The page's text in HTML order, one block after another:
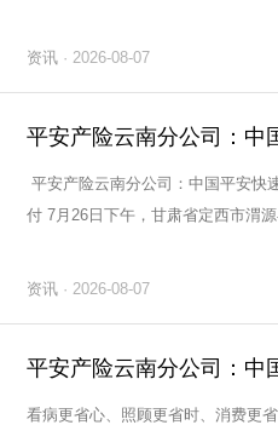
资讯 · 2026-08-07
平安产险云南分公司：中国平安快
付 7月26日下午，甘肃省定西市渭源县会川镇双石门景区发生山洪灾害。截至26日
资讯 · 2026-08-07
看病更省心、照顾更省时、消费更